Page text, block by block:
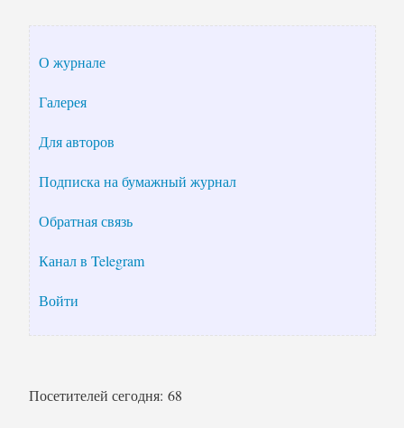
О журнале
Галерея
Для авторов
Подписка на бумажный журнал
Обратная связь
Канал в Telegram
Войти
Посетителей сегодня: 68